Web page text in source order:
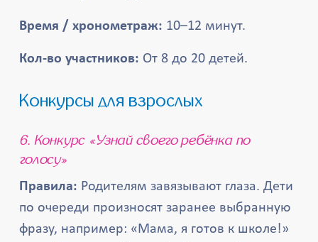
Время / хронометраж: 10–12 минут.
Кол-во участников: От 8 до 20 детей.
Конкурсы для взрослых
6. Конкурс «Узнай своего ребёнка по
голосу»
Правила: Родителям завязывают глаза. Дети
по очереди произносят заранее выбранную
фразу, например: «Мама, я готов к школе!»